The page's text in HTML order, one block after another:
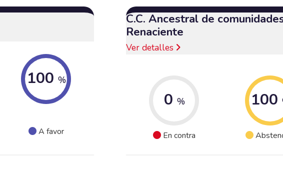
100 %
A favor
C.C. Ancestral de
Renaciente
Ver detalles
0 %
En contra
100